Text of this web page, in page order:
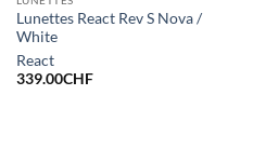
Lunettes React Rev S Nova /
White
React
339.00CHF